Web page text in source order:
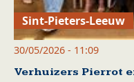
Sint-Pieters-Leeuw
30/05/2026 - 11:09
Verhuizers Pierrot